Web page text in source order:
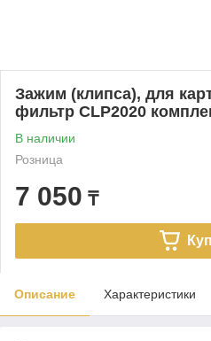
Зажим (клипса), для
фильтр CLP2020
В наличии
Розница
7 050 ₸
Описание Характеристики